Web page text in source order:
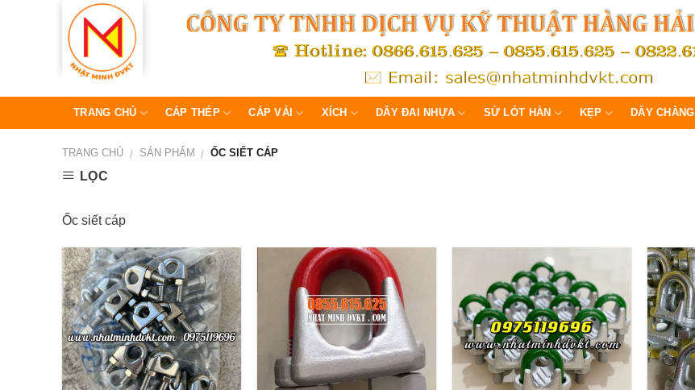
TRANG CHỦ CÁP THÉP CÁP VẢI XÍCH DÂY ĐAI NHỰA SỨ LÓT HÀN KẸP DÂY CHẰNG
TRANG CHỦ / SẢN PHẨM / ỐC SIẾT CÁP
LỌC
Ốc siết cáp